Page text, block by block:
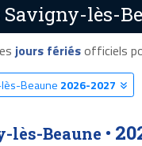
lès-
jours fériésofficiels
Beaune 2026-2027
lès-Beaune •